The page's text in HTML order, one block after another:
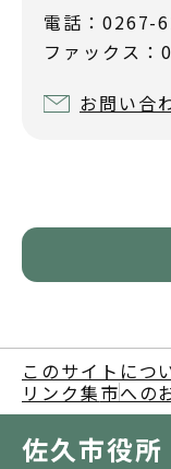
電話：0267-
ファックス
お問い合
このサイトにつ
リンク集市への
佐久市役所